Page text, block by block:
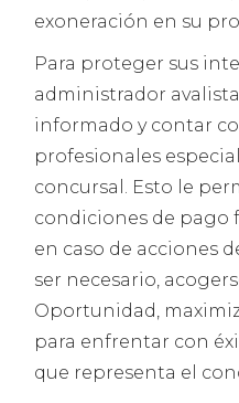
exoneración en su
Para proteger sus
administrador
informado y contar
profesionales
concursal. Esto le
condiciones de pago
en caso de acciones
ser necesario,
Oportunidad,
para enfrentar con
que representa el